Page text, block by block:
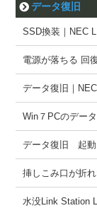
データ復旧
SSD換装｜NEC
電源が落ちる 回
データ復旧｜
Win７PCのデー
データ復旧 起動
挿しこみ口が折
水没Link Station